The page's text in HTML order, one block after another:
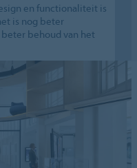
en functionaliteit is
is nog beter
behoud van het